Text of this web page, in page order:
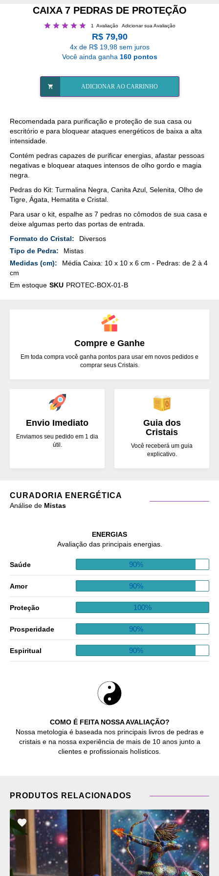
CAIXA 7 PEDRAS DE PROTEÇÃO
Classificação:
1 Avaliação Adicionar sua Avaliação
R$ 79,90
4x de R$ 19,98 sem juros
Você ainda ganha 160 pontos
ADICIONAR AO CARRINHO
Recomendada para purificação e proteção de sua casa ou
escritório e para bloquear ataques energéticos de baixa a alta
intensidade.
Contém pedras capazes de purificar energias, afastar pessoas
negativas e bloquear ataques intensos de olho gordo e magia
negra.
Pedras do Kit: Turmalina Negra, Canita Azul, Selenita, Olho de
Tigre, Ágata, Hematita e Cristal.
Para usar o kit, espalhe as 7 pedras no cômodos de sua casa e
deixe algumas perto das portas de entrada.
Mais
Detalhes
Diversos
Mistas
Média Caixa: 10 x 10 x 6 cm - Pedras: de 2 à 4
cm
Em estoque SKU PROTEC-BOX-01-B
Envio Imediato
Enviamos seu pedido em 1 dia
útil.
Compre e Ganhe
Em toda compra você ganha pontos para usar em novos pedidos e
comprar seus Cristais.
Guia dos
Cristais
Você receberá um guia
explicativo.
CURADORIA ENERGÉTICA
Análise de Mistas
COMO É FEITA NOSSA AVALIAÇÃO?
Nossa metologia é baseada nos principais livros de pedras e
cristais e na nossa experiência de mais de 10 anos junto a
clientes e profissionais holísticos.
ENERGIAS
Avaliação das principais energias.
Saúde 90%
Amor 90%
Proteção 100%
Prosperidade 90%
Espiritual 90%
PRODUTOS RELACIONADOS
ADICIONAR
OS
FAVORITOS